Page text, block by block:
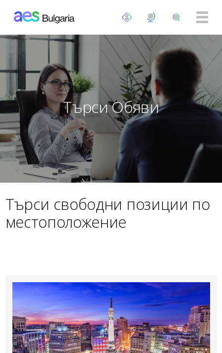
Търси Обяви
Търси свободни позиции по
местоположение